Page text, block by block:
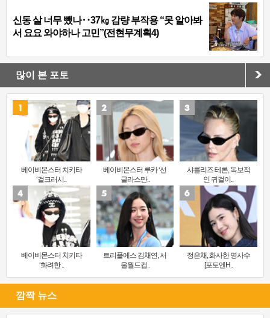
신동 살 너무 뺐나‥37㎏ 감량 부작용 “못 알아봐
서 요요 와야하나 고민”(전현무계획4)
많이 본 포토
베이비몬스터 치키타
‘걸크러시..
베이비몬스터 루카 ‘선
글라스만..
샤를리즈 테론, 독보적
인 귀걸이..
베이비몬스터 치키타
‘화려한 ..
트리플에스 김채연, 서
울월드컵..
정은채, 화사한 명사수
[포토엔H..
깜짝 뉴스